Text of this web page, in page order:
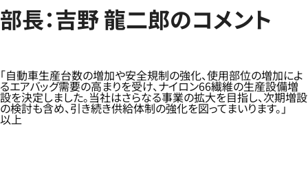
部長：吉野 龍二郎のコメント
「自動車生産台数の増加や安全規制の強化、使用部位の増加によ
るエアバッグ需要の高まりを受け、ナイロン66繊維の生産設備増
設を決定しました。当社はさらなる事業の拡大を目指し、次期増設
の検討も含め、引き続き供給体制の強化を図ってまいります。」
以上